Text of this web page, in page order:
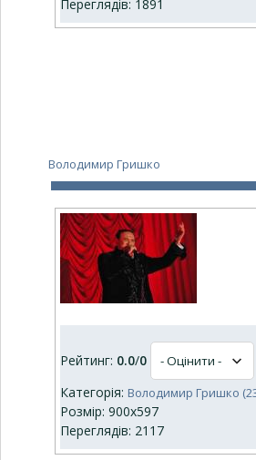
Переглядів: 1891
Володимир Гришко
Рейтинг: 0.0/0
Категорія: Володимир Гришко
Розмір: 900x597
Переглядів: 2117